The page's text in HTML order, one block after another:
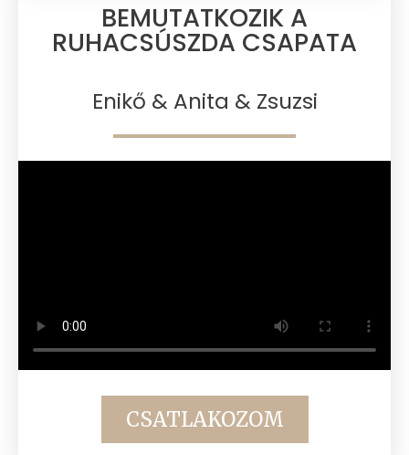
BEMUTATKOZIK A
RUHACSÚSZDA CSAPATA​
Enikő & Anita & Zsuzsi
CSATLAKOZOM